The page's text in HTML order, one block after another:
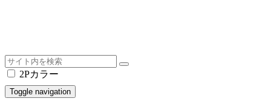
2Pカラー
Toggle navigation